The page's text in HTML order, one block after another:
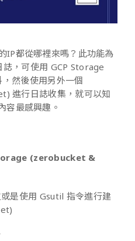
IP都從哪裡來嗎？此功能為
，可使用 GCP Storage
然後使用另外一個
進行日誌收集，就可以知
容最感興趣。
(zerobucket &
是使用 Gsutil 指令進行建